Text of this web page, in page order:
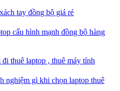
tay đồng bộ giá rẻ
cấu hình mạnh đồng bộ hàng
thuê laptop , thuê máy tính
nghiệm gì khi chọn laptop thuê